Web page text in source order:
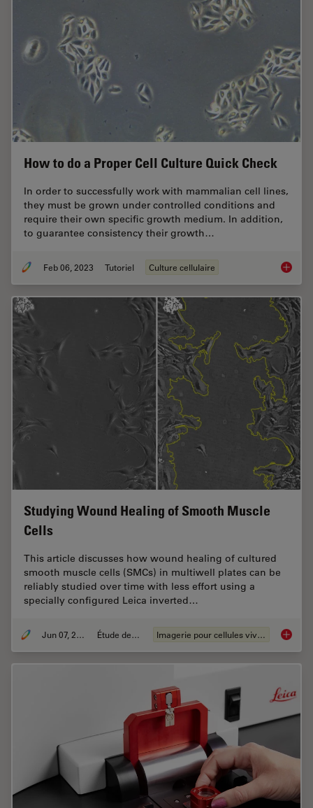
How to do a Proper Cell Culture Quick Check
In order to successfully work with mammalian cell lines,
they must be grown under controlled conditions and
require their own specific growth medium. In addition,
to guarantee consistency their growth…
Feb 06, 2023 Tutoriel Culture cellulaire How to
Studying Wound Healing of Smooth Muscle
Cells
This article discusses how wound healing of cultured
smooth muscle cells (SMCs) in multiwell plates can be
reliably studied over time with less effort using a
specially configured Leica inverted…
Jun 07, 2022 Étude de cas Imagerie pour cellules vivantes